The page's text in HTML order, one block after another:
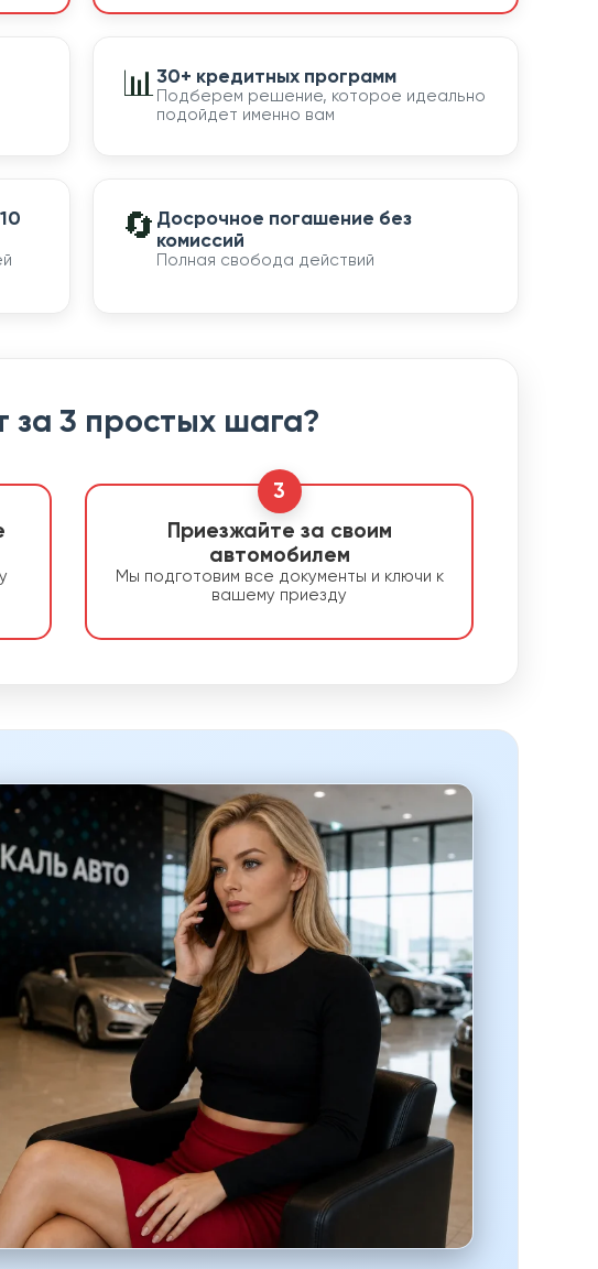
📊30+ кредитных программ
Подберем решение, которое идеально
подойдет именно вам
🔄 Досрочное погашение без
комиссий
Полная свобода действий
за 3 простых шага?
3
Приезжайте за своим
автомобилем
Мы подготовим все документы и ключи к
вашему приезду